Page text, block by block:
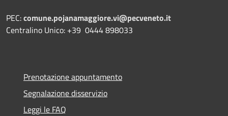
PEC:comune.pojanamaggiore.vi@pecveneto.it
Centralino Unico: +39 0444 898033
Prenotazione appuntamento
Segnalazione disservizio
Leggi le FAQ